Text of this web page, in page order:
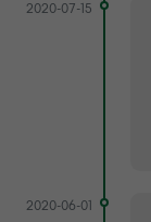
2020-07-15
2020-06-01